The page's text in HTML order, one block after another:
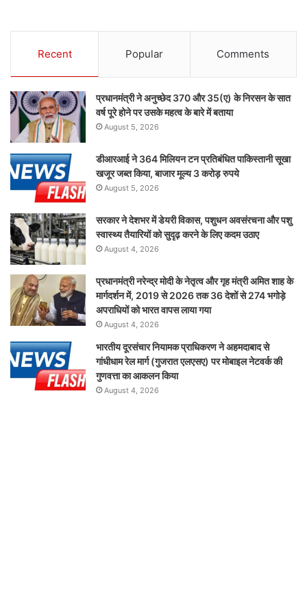
Recent Popular Comments
प्रधानमंत्री ने अनुच्छेद 370 और 35(ए) के निरसन के सात
वर्ष पूरे होने पर उसके महत्व के बारे में बताया
August 5, 2026
डीआरआई ने 364 मिलियन टन प्रतिबंधित पाकिस्तानी सूखा
खजूर जब्त किया, बाजार मूल्य 3 करोड़ रुपये
August 5, 2026
सरकार ने देशभर में डेयरी विकास, पशुधन अवसंरचना और पशु
स्वास्थ्य तैयारियों को सुदृढ़ करने के लिए कदम उठाए
August 4, 2026
प्रधानमंत्री नरेन्द्र मोदी के नेतृत्व और गृह मंत्री अमित शाह के
मार्गदर्शन में, 2019 से 2026 तक 36 देशों से 274 भगोड़े
अपराधियों को भारत वापस लाया गया
August 4, 2026
भारतीय दूरसंचार नियामक प्राधिकरण ने अहमदाबाद से
गांधीधाम रेल मार्ग (गुजरात एलएसए) पर मोबाइल नेटवर्क की
गुणवत्ता का आकलन किया
August 4, 2026